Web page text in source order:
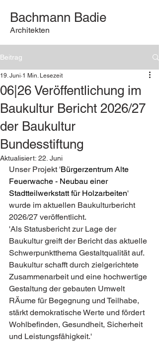
Bachmann Badie
Architekten
Beitrag
06|26 Veröffentlichung im
Baukultur Bericht 2026/27
der Baukultur
Bundesstiftung
19. Juni 1 Min. Lesezeit
Aktualisiert: 22. Juni
Unser Projekt 'Bürgerzentrum Alte
Feuerwache - Neubau einer
Stadtteilwerkstatt für Holzarbeiten'
wurde im aktuellen Baukulturbericht
2026/27 veröffentlicht.
'Als Statusbericht zur Lage der
Baukultur greift der Bericht das aktuelle
Schwerpunktthema Gestaltqualität auf.
Baukultur schafft durch zielgerichtete
Zusammenarbeit und eine hochwertige
Gestaltung der gebauten Umwelt
RÄume für Begegnung und Teilhabe,
stärkt demokratische Werte und fördert
Wohlbefinden, Gesundheit, Sicherheit
und Leistungsfähigkeit.'